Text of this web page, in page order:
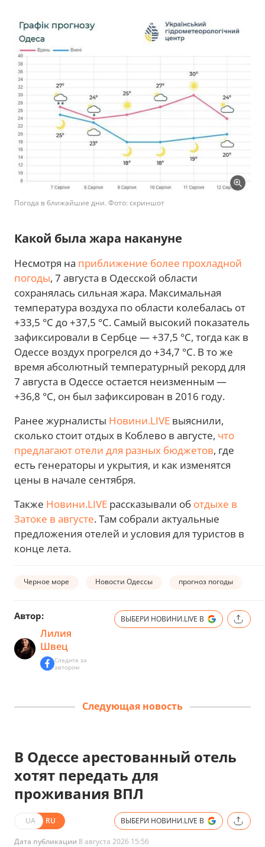
Погода в ближайшие дни. Фото: скриншот
Какой была жара накануне
Несмотря на приближение более прохладной
погоды, 7 августа в Одесской области
сохранялась сильная жара. Максимальная
температура воздуха по области колебалась от
+33,5 °C до +37,5 °C. Самый высокий показатель
зафиксировали в Сербце — +37,5 °C, тогда как в
Одессе воздух прогрелся до +34,7 °C. В то же
время абсолютный температурный рекорд для
7 августа в Одессе остается неизменным —
+36,8 °C, он был зафиксирован в 2016 году.
Ранее журналисты Новини.LIVE выяснили,
сколько стоит отдых в Коблево в августе, что
предлагают отели для разных бюджетов, где
есть генераторы и укрытия, и как изменятся
цены в начале сентября.
Также Новини.LIVE рассказывали об отдыхе в
Затоке в августе. Там собрали актуальные
предложения отелей и условия для туристов в
конце лета.
Черное море Новости Одессы прогноз погоды
Автор:
Лилия
Швец
Следите за
автором
ВЫБЕРИ НОВИНИ.LIVE В
Следующая новость
В Одессе арестованный отель
хотят передать для
проживания ВПЛ
UA RU ВЫБЕРИ НОВИНИ.LIVE В
Дата публикации 8 августа 2026 15:56